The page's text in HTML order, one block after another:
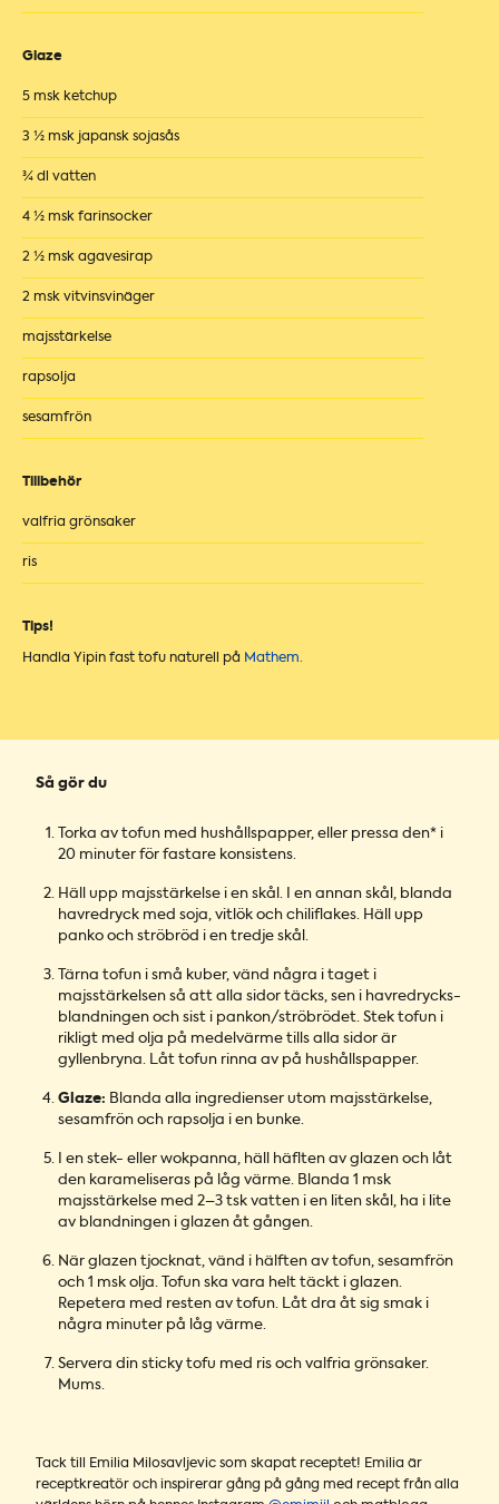
Glaze
5 msk ketchup
3 ½ msk japansk sojasås
¾ dl vatten
4 ½ msk farinsocker
2 ½ msk agavesirap
2 msk vitvinsvinäger
majsstärkelse
rapsolja
sesamfrön
Tillbehör
valfria grönsaker
ris
Tips!
Handla Yipin fast tofu naturell på Mathem.
Så gör du
Torka av tofun med hushållspapper, eller pressa den* i
20 minuter för fastare konsistens.
Häll upp majsstärkelse i en skål. I en annan skål, blanda
havredryck med soja, vitlök och chiliflakes. Häll upp
panko och ströbröd i en tredje skål.
Tärna tofun i små kuber, vänd några i taget i
majsstärkelsen så att alla sidor täcks, sen i havredrycks-
blandningen och sist i pankon/ströbrödet. Stek tofun i
rikligt med olja på medelvärme tills alla sidor är
gyllenbryna. Låt tofun rinna av på hushållspapper.
Glaze: Blanda alla ingredienser utom majsstärkelse,
sesamfrön och rapsolja i en bunke.
I en stek- eller wokpanna, häll häflten av glazen och låt
den karameliseras på låg värme. Blanda 1 msk
majsstärkelse med 2–3 tsk vatten i en liten skål, ha i lite
av blandningen i glazen åt gången.
När glazen tjocknat, vänd i hälften av tofun, sesamfrön
och 1 msk olja. Tofun ska vara helt täckt i glazen.
Repetera med resten av tofun. Låt dra åt sig smak i
några minuter på låg värme.
Servera din sticky tofu med ris och valfria grönsaker.
Mums.
Tack till Emilia Milosavljevic som skapat receptet! Emilia är
receptkreatör och inspirerar gång på gång med recept från alla